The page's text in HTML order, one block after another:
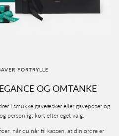
FORTRYLLE
OG OMTANKE
i smukke gaveæsker eller gaveposer og
personligt kort efter eget valg.
når du når til kassen, at din ordre er